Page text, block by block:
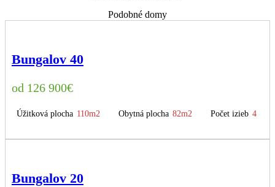
Podobné domy
Bungalov 40
126 900€
Úžitková plocha 110m2 Obytná plocha 82m2 Počet izieb 4
Bungalov 20